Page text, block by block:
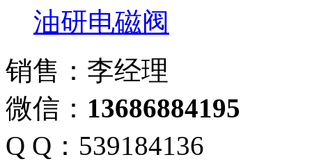
油研电磁阀
销售：李经理
微信： 13686884195
Q Q：539184136